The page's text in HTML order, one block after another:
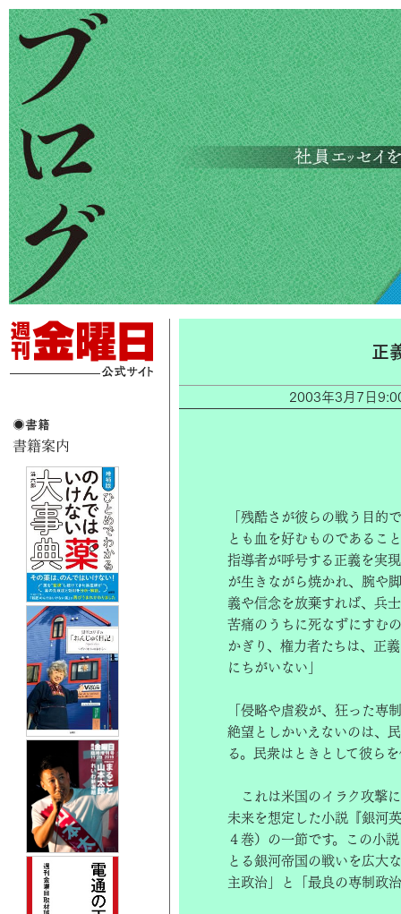
正
2003年3月7日
「残酷さが彼らの戦う目的
とも血を好むものであるこ
指導者が呼号する正義を実
が生きながら焼かれ、腕や
義や信念を放棄すれば、兵
苦痛のうちに死なずにすむ
かぎり、権力者たちは、正
にちがいない」
「侵略や虐殺が、狂った専
絶望としかいえないのは、
る。民衆はときとして彼ら
これは米国のイラク攻撃
未来を想定した小説『銀河
４巻）の一節です。この小
とる銀河帝国の戦いを広大
主政治」と「最良の専制政